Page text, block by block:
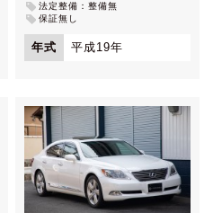
法定整備：整備無
保証無し
年式 平成19年